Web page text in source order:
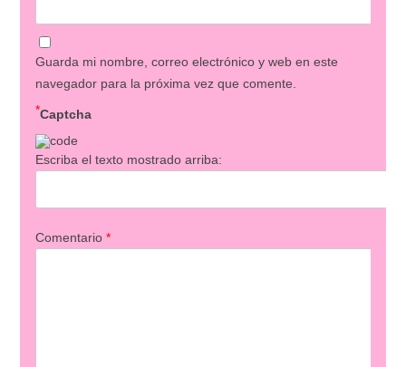
Guarda mi nombre, correo electrónico y web en este
navegador para la próxima vez que comente.
Captcha
*
Escriba el texto mostrado arriba:
Comentario *